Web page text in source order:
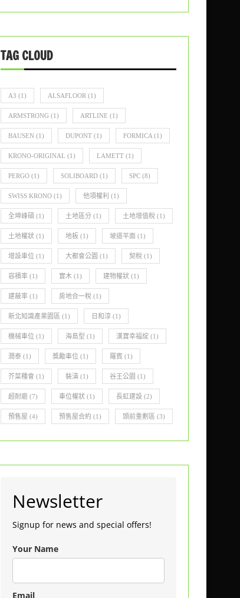
TAG CLOUD
A3 (1) ALSAFLOOR (1)
ARMSTRONG (1) ARTLINE (1)
BAUSEN (1) DUPONT (1) FORMICA (1)
KRONO-ORIGINAL (1) LAMETT (1)
PERGO (1) SOLIBOARD (1) SPC (8)
SWISS KRONO (1) 他項權利 (1)
全坤峰碩 (1) 土地區分 (1) 土地增值稅 (1)
土地權狀 (1) 地板 (1) 坡道平面 (1)
增設車位 (1) 大都會公園 (1) 契稅 (1)
容積率 (1) 實木 (1) 建物權狀 (1)
建蔽率 (1) 房地合一稅 (1)
新北知識產業園區 (1) 日和淳 (1)
機械車位 (1) 海島型 (1) 漢寶幸福綻 (1)
潤泰 (1) 獎勵車位 (1) 羅賓 (1)
芥菜種會 (1) 裝潢 (1) 谷王公園 (1)
超耐磨 (7) 車位權狀 (1) 長虹建設 (2)
預售屋 (4) 預售屋合約 (1) 頭前重劃區 (3)
Newsletter
Signup for news and special offers!
Your Name
Email